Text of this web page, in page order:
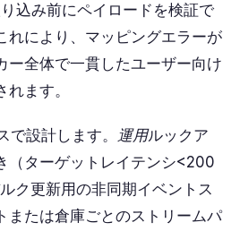
込み前にペイロードを検証で
れにより、マッピングエラーが
ー全体で一貫したユーザー向け
ます。
で設計します。 運用ルックア
（ターゲットレイテンシ<200
ク更新用の非同期イベントス
または倉庫ごとのストリームパ